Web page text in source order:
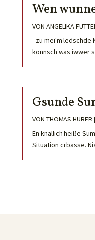
Wen
VON ANGELIKA
- zu mei'm ledschde
konnsch was iwwer
Gsunde
VON THOMAS HUBER |
En knallich heiße
Situation orbasse.